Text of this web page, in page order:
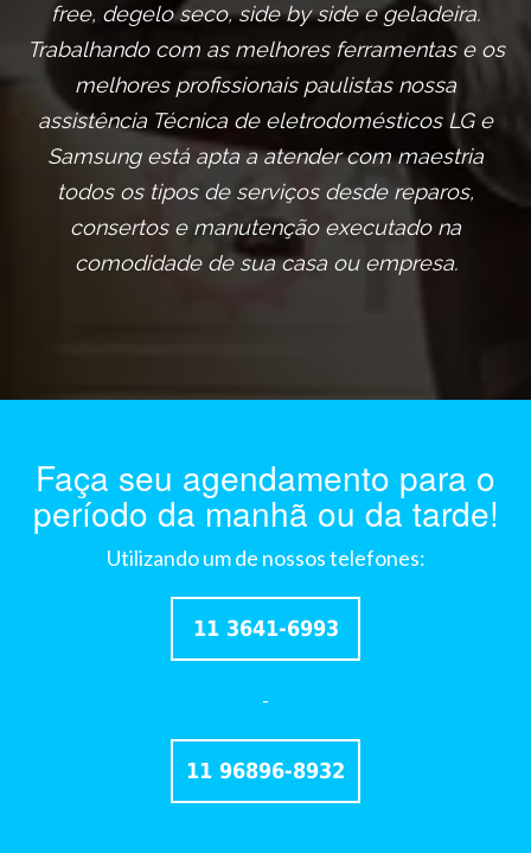
free, degelo seco, side by side e geladeira.
Trabalhando com as melhores ferramentas e os
melhores profissionais paulistas nossa
assistência Técnica de eletrodomésticos LG e
Samsung está apta a atender com maestria
todos os tipos de serviços desde reparos,
consertos e manutenção executado na
comodidade de sua casa ou empresa.
Faça seu agendamento para o
período da manhã ou da tarde!
Utilizando um de nossos telefones:
11 3641-6993
-
11 96896-8932